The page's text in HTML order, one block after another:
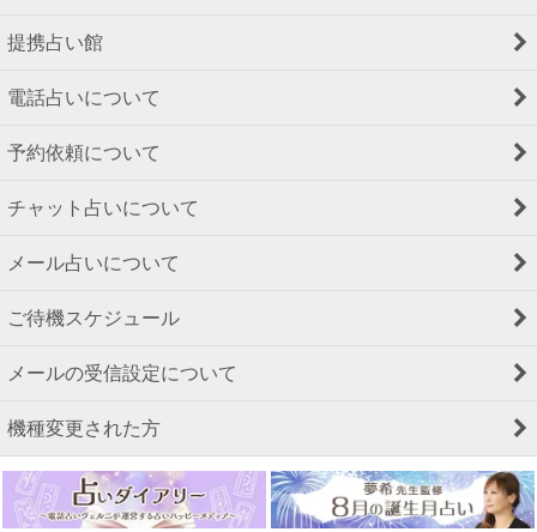
提携占い館
電話占いについて
予約依頼について
チャット占いについて
メール占いについて
ご待機スケジュール
メールの受信設定について
機種変更された方